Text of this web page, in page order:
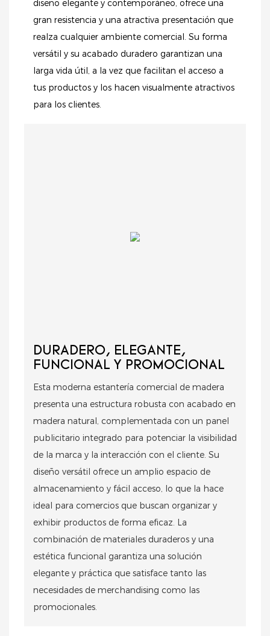
diseño elegante y contemporáneo, ofrece una
gran resistencia y una atractiva presentación que
realza cualquier ambiente comercial. Su forma
versátil y su acabado duradero garantizan una
larga vida útil, a la vez que facilitan el acceso a
tus productos y los hacen visualmente atractivos
para los clientes.
DURADERO, ELEGANTE,
FUNCIONAL Y PROMOCIONAL
Esta moderna estantería comercial de madera
presenta una estructura robusta con acabado en
madera natural, complementada con un panel
publicitario integrado para potenciar la visibilidad
de la marca y la interacción con el cliente. Su
diseño versátil ofrece un amplio espacio de
almacenamiento y fácil acceso, lo que la hace
ideal para comercios que buscan organizar y
exhibir productos de forma eficaz. La
combinación de materiales duraderos y una
estética funcional garantiza una solución
elegante y práctica que satisface tanto las
necesidades de merchandising como las
promocionales.